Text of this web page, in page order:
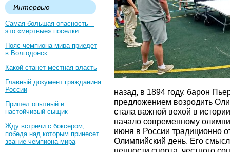
Интервью
Самая большая опасность –
это «мертвые» поселки
Пояс чемпиона мира приедет
в Волгодонск
Какой станет местная власть
Главный документ гражданина
России
Пришел опытный и
настойчивый сыщик
Жду встречи с боксером,
победа над которым принесет
звание чемпиона мира
назад, в 1894 году, барон
предложением возродить
стала важной вехой в
начало современному
июня в России традиционно
Олимпийский день. Его